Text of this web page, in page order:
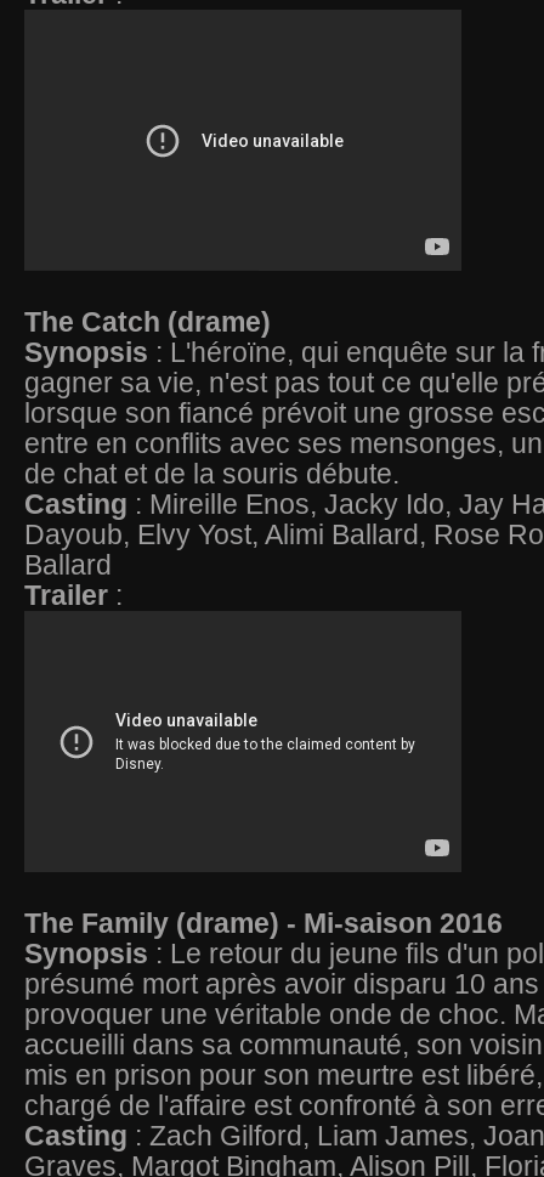
The Catch (drame)
Synopsis : L'héroïne, qui enquête sur la
gagner sa vie, n'est pas tout ce qu'elle
lorsque son fiancé prévoit une grosse
entre en conflits avec ses mensonges,
de chat et de la souris débute.
Casting : Mireille Enos, Jacky Ido, Jay
Dayoub, Elvy Yost, Alimi Ballard, Rose
Ballard
Trailer :
The Family (drame) - Mi-saison 2016
Synopsis : Le retour du jeune fils d'un
présumé mort après avoir disparu 10
provoquer une véritable onde de choc.
accueilli dans sa communauté, son
mis en prison pour son meurtre est
chargé de l'affaire est confronté à son
Casting : Zach Gilford, Liam James,
Graves, Margot Bingham, Alison Pill,